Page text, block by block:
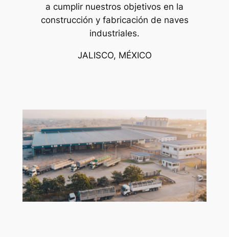
a cumplir nuestros objetivos en la
construcción y fabricación de naves
industriales.
JALISCO, MÉXICO